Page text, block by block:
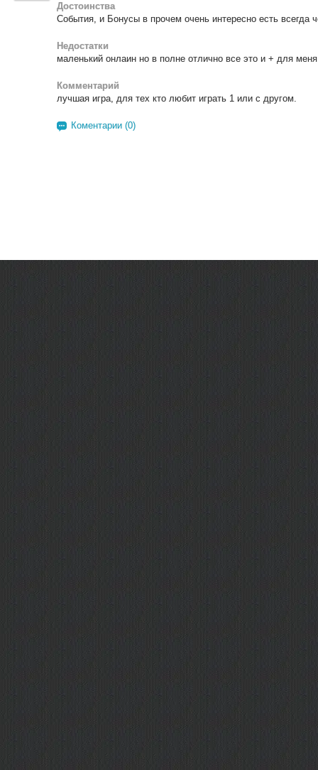
Достоинства
События, и Бонусы в прочем очень интересно есть всегда
Недостатки
маленький онлаин но в полне отлично все это и + для
Комментарий
лучшая игра, для тех кто любит играть 1 или с другом.
Коментарии (0)